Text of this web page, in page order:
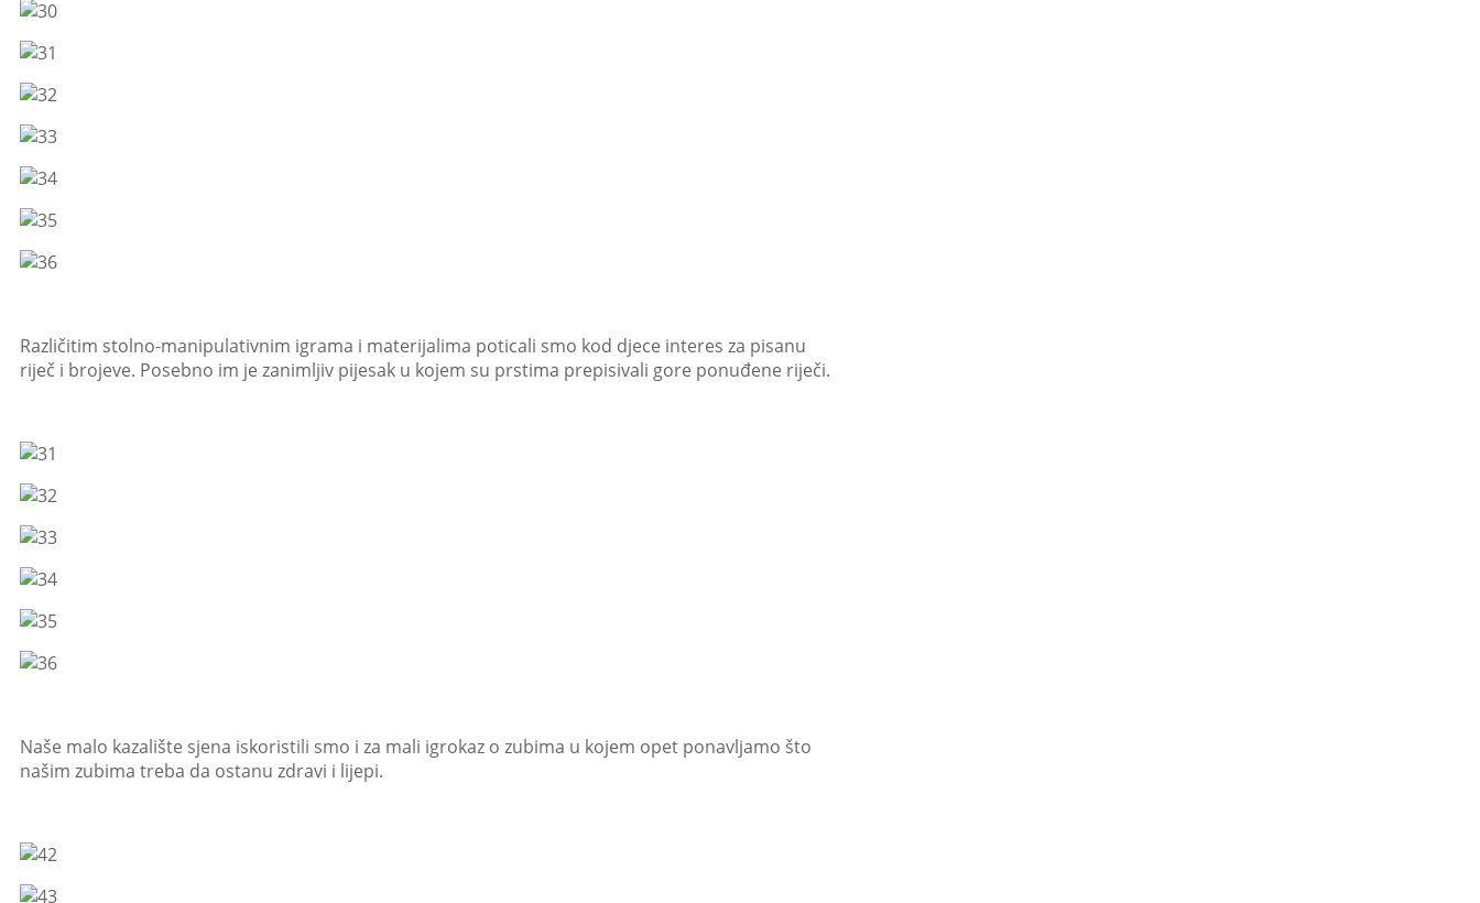
Različitim stolno-manipulativnim igrama i materijalima poticali smo kod djece interes za pisanu
riječ i brojeve. Posebno im je zanimljiv pijesak u kojem su prstima prepisivali gore ponuđene riječi.
Naše malo kazalište sjena iskoristili smo i za mali igrokaz o zubima u kojem opet ponavljamo što
našim zubima treba da ostanu zdravi i lijepi.